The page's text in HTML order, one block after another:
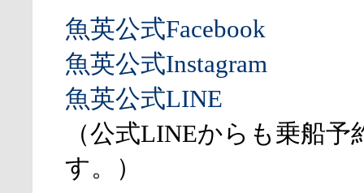
魚英公式Facebook
魚英公式Instagram
魚英公式LINE
（公式LINEからも乗船予
す。）